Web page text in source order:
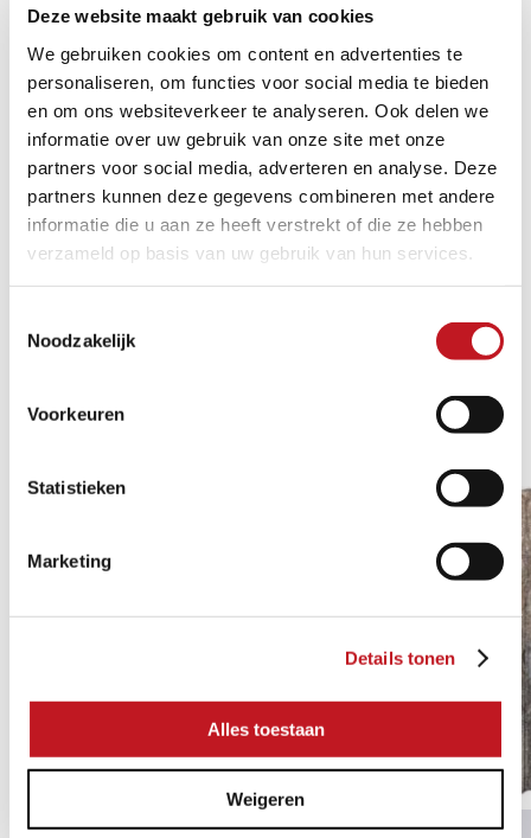
Deze website maakt gebruik van cookies
We gebruiken cookies om content en advertenties te
personaliseren, om functies voor social media te bieden
en om ons websiteverkeer te analyseren. Ook delen we
informatie over uw gebruik van onze site met onze
partners voor social media, adverteren en analyse. Deze
partners kunnen deze gegevens combineren met andere
informatie die u aan ze heeft verstrekt of die ze hebben
verzameld op basis van uw gebruik van hun services.
Noodzakelijk
Voorkeuren
Statistieken
Marketing
Details tonen
Alles toestaan
Weigeren
Damit Ihre Produkte lange schön aussehen, ist die
richtige Pflege wichtig. Klicken Sie dazu auf den
Button unten, um unsere Tipps, Videos und Hinweise
zu erhalten. Verschiedene Installationsbeispiele
finden Sie hier.
VERARBEITUNG UND PFLEGE
ÄHNLICHE PRODUKTE